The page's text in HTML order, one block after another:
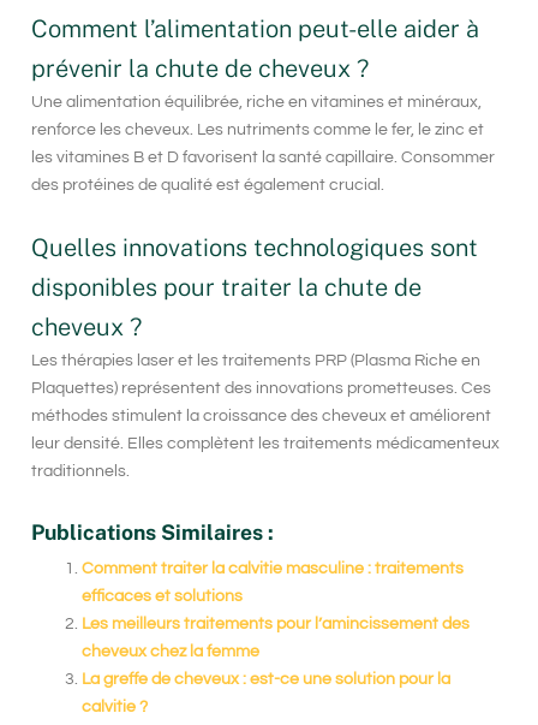
Comment l’alimentation peut-elle aider à
prévenir la chute de cheveux ?
Une alimentation équilibrée, riche en vitamines et minéraux,
renforce les cheveux. Les nutriments comme le fer, le zinc et
les vitamines B et D favorisent la santé capillaire. Consommer
des protéines de qualité est également crucial.
Quelles innovations technologiques sont
disponibles pour traiter la chute de
cheveux ?
Les thérapies laser et les traitements PRP (Plasma Riche en
Plaquettes) représentent des innovations prometteuses. Ces
méthodes stimulent la croissance des cheveux et améliorent
leur densité. Elles complètent les traitements médicamenteux
traditionnels.
Publications Similaires :
Comment traiter la calvitie masculine : traitements
efficaces et solutions
Les meilleurs traitements pour l’amincissement des
cheveux chez la femme
La greffe de cheveux : est-ce une solution pour la
calvitie ?